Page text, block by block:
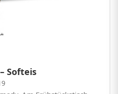
Softeis